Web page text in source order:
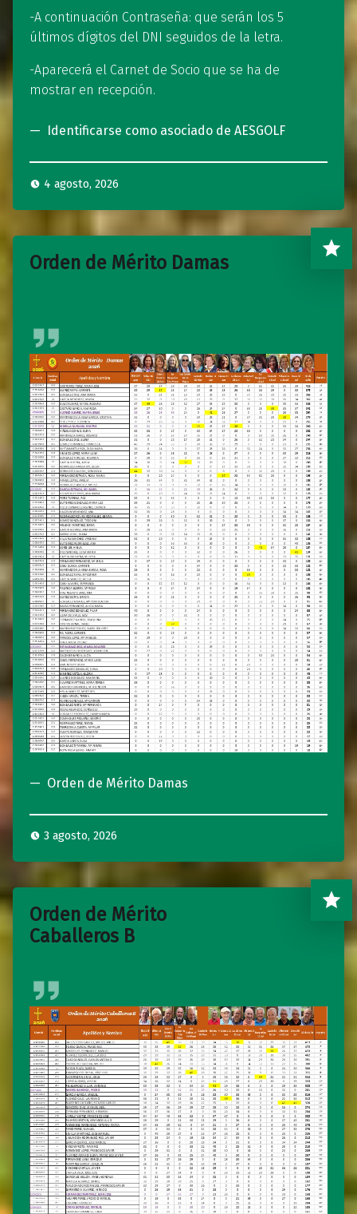
-A continuación Contraseña: que serán los 5
últimos dígitos del DNI seguidos de la letra.
-Aparecerá el Carnet de Socio que se ha de
mostrar en recepción.
Identificarse como asociado de AESGOLF
4 agosto, 2026
Orden de Mérito Damas
Orden de Mérito Damas
3 agosto, 2026
Orden de Mérito
Caballeros B